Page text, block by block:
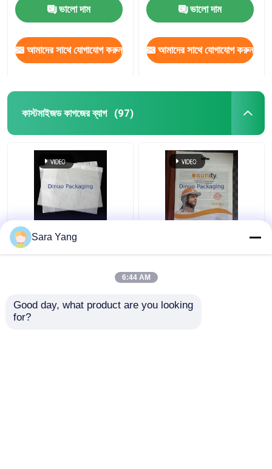
ভালো দাম
আমাদের সাথে যোগাযোগ করুন
ভালো দাম
আমাদের সাথে যোগাযোগ করুন
কাস্টমাইজড কাগজের ব্যাগ (97)
চার-মাত্রিক কন্টিনিউম গ্লাসিন
পেপার ব্যাগ
Sara Yang
6:44 AM
Good day, what product are you looking
for?